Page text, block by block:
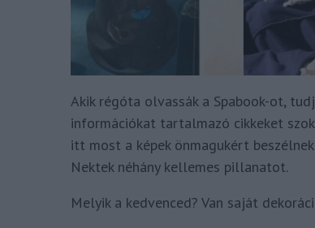
Akik régóta olvassák a Spabook-ot,
információkat tartalmazó cikkeket
itt most a képek önmagukért
Nektek néhány kellemes pillanatot.
Melyik a kedvenced? Van saját